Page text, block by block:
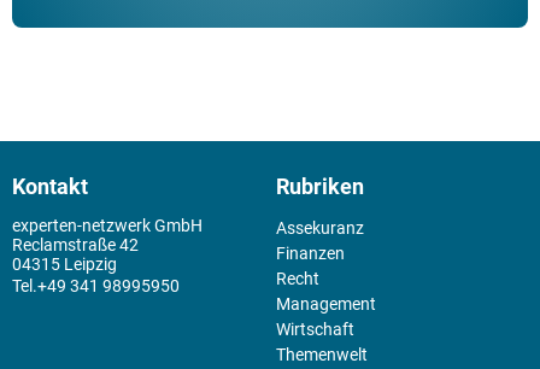
Kontakt
experten-netzwerk GmbH
Reclamstraße 42
04315 Leipzig
+49 341 98995950
Rubriken
Assekuranz
Finanzen
Recht
Management
Wirtschaft
Themenwelt